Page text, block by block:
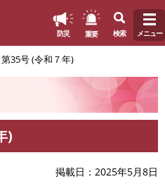
防災 重要 検索 メニュー
35号 (令和７年)
)
掲載日 2025年5月8日